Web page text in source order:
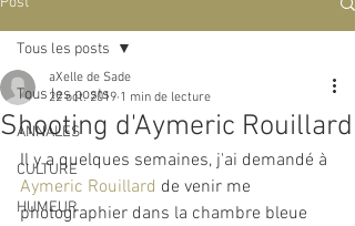
Tous les posts
ANNALES
CULTURE
HUMEUR
Tous les posts
Shooting d'Aymeric Rouillard
aXelle de Sade
22 oct. 2019 1 min de lecture
Il y a quelques semaines, j'ai demandé à
Aymeric Rouillard de venir me
photographier dans la chambre bleue